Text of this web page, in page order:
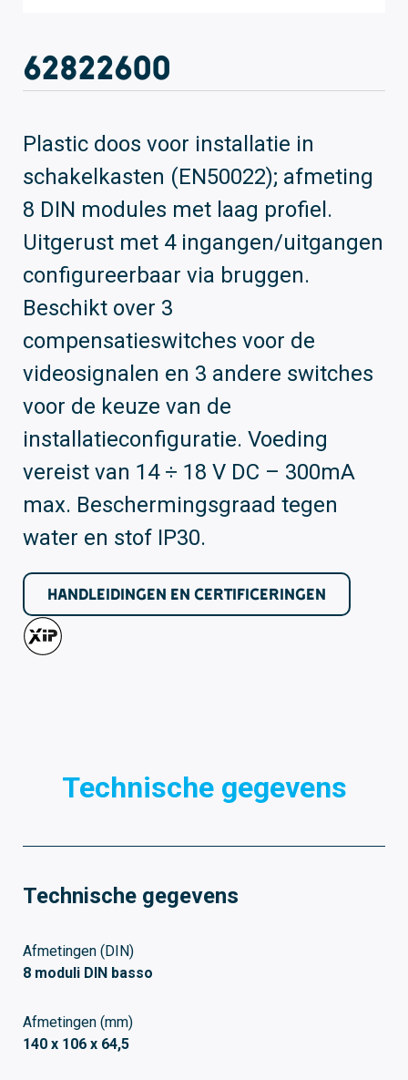
62822600
Plastic doos voor installatie in
schakelkasten (EN50022); afmeting
8 DIN modules met laag profiel.
Uitgerust met 4 ingangen/uitgangen
configureerbaar via bruggen.
Beschikt over 3
compensatieswitches voor de
videosignalen en 3 andere switches
voor de keuze van de
installatieconfiguratie. Voeding
vereist van 14 ÷ 18 V DC – 300mA
max. Beschermingsgraad tegen
water en stof IP30.
HANDLEIDINGEN EN CERTIFICERINGEN
Technische gegevens
Technische gegevens
Afmetingen (DIN)
8 moduli DIN basso
Afmetingen (mm)
140 x 106 x 64,5